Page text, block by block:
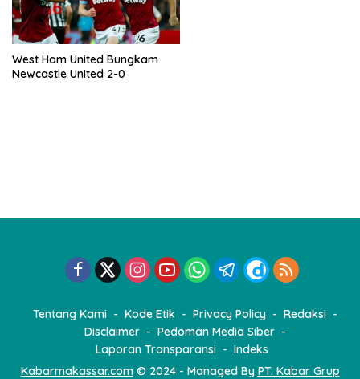
West Ham United Bungkam
Newcastle United 2-0
Tentang Kami Kode Etik Privacy Policy
Redaksi
Disclaimer
Pedoman Media Siber
Laporan Transparansi
Indeks
Kabarmakassar.com© 2024 - Managed By PT. Kabar Grup